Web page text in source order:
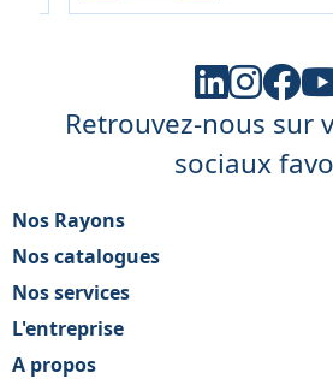
Retrouvez-nous sur
sociaux
Nos Rayons
Nos catalogues
Nos services
L'entreprise
A propos